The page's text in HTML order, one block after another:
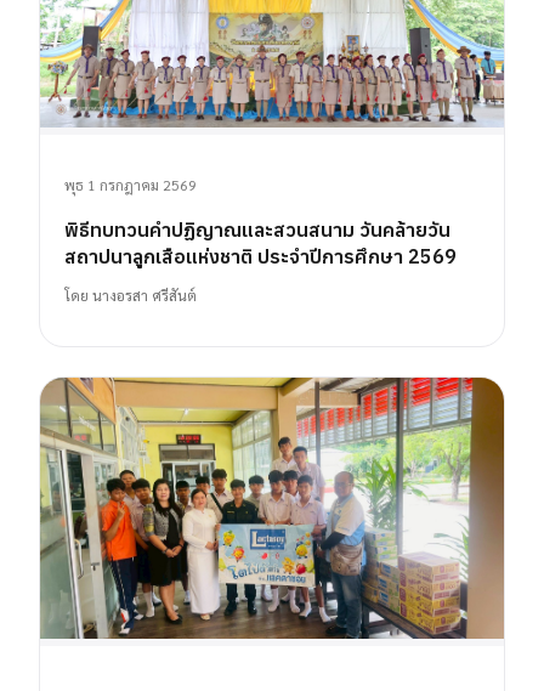
พุธ 1 กรกฎาคม 2569
พิธีทบทวนคำปฏิญาณและสวนสนาม วันคล้ายวัน
สถาปนาลูกเสือแห่งชาติ ประจำปีการศึกษา 2569
โดย นางอรสา ศรีสันต์